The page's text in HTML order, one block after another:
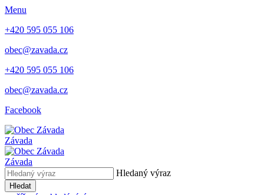
Menu
+420 595 055 106
obec@zavada.cz
+420 595 055 106
obec@zavada.cz
Facebook
Závada
Závada
Hledaný výraz
Hledat